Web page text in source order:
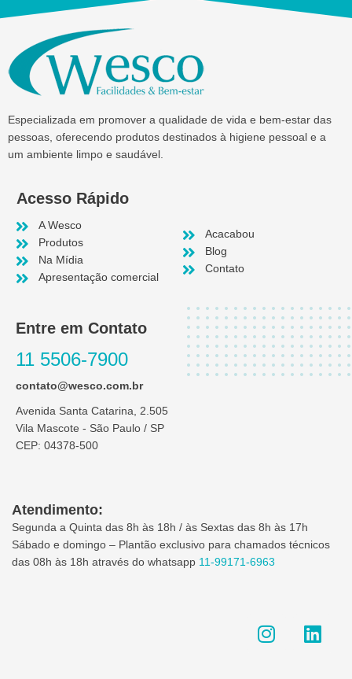
Especializada em promover a qualidade de vida e bem-estar das
pessoas, oferecendo produtos destinados à higiene pessoal e a
um ambiente limpo e saudável.
Acesso Rápido
A Wesco
Produtos
Na Mídia
Apresentação comercial
Acacabou
Blog
Contato
Entre em Contato
11 5506-7900
contato@wesco.com.br
Avenida Santa Catarina, 2.505
Vila Mascote - São Paulo / SP
CEP: 04378-500
Atendimento:
Segunda a Quinta das 8h às 18h / às Sextas das 8h às 17h
Sábado e domingo – Plantão exclusivo para chamados técnicos
das 08h às 18h através do whatsapp 11-99171-6963
n i